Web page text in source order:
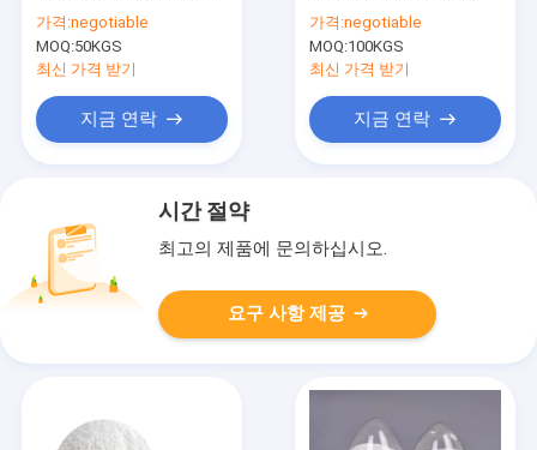
가격:negotiable
MOQ:50KGS
최신 가격 받기
지금 연락
노산
가격:negotiable
MOQ:100KGS
최신 가격 받기
지금 연락
시간 절약
최고의 제품에 문의하십시오.
요구 사항 제공